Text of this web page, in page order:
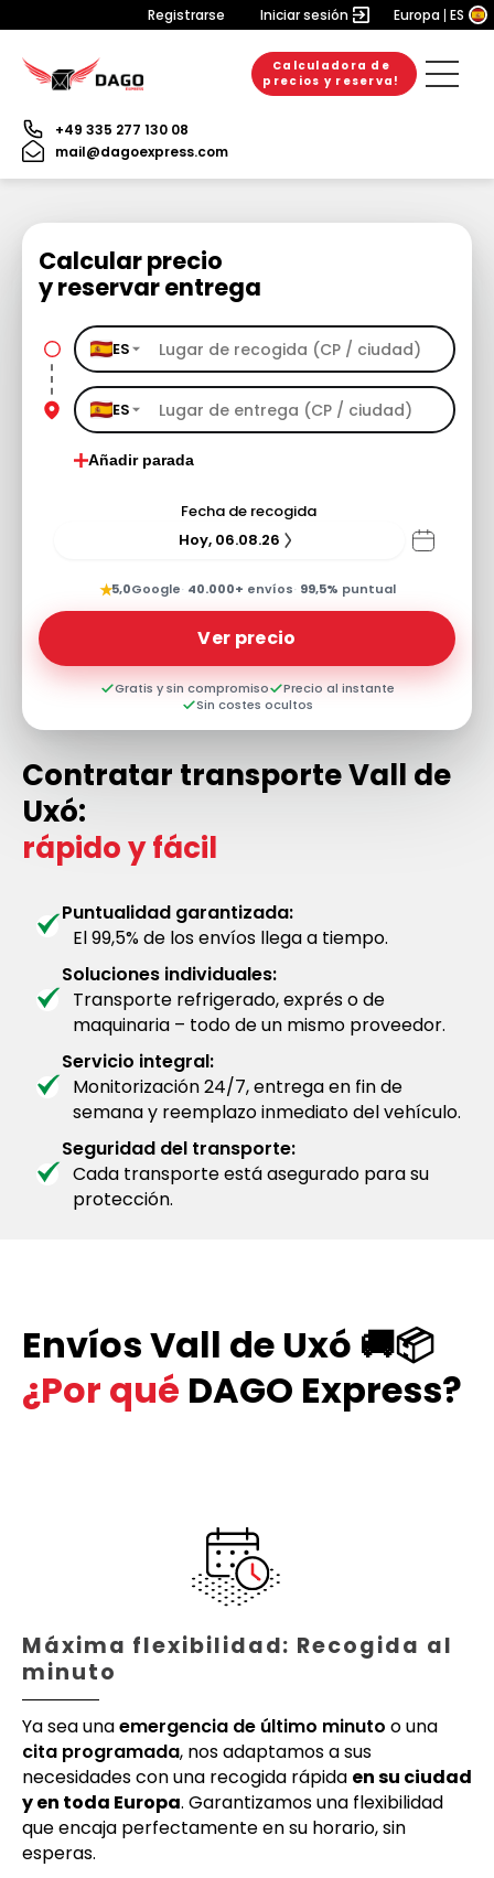
Registrarse Iniciar sesión Europa ES
Calculadora de
precios y reserva!
+49 335 277 130 08
mail@dagoexpress.com
Calcular precio
y reservar entrega
ES
ES
Añadir parada
Fecha de recogida
Hoy, 06.08.26
★5,0Google· 40.000+ envíos· 99,5% puntual
Ver precio
Gratis y sin compromiso
Precio al instante
Sin costes ocultos
Contratar transporte Vall de
Uxó:
rápido y fácil
Puntualidad garantizada:
El 99,5% de los envíos llega a tiempo.
Soluciones individuales:
Transporte refrigerado, exprés o de
maquinaria – todo de un mismo proveedor.
Servicio integral:
Monitorización 24/7, entrega en fin de
semana y reemplazo inmediato del vehículo.
Seguridad del transporte:
Cada transporte está asegurado para su
protección.
Envíos Vall de Uxó 🚚📦
¿Por qué DAGO Express?
Máxima flexibilidad: Recogida al
minuto
Ya sea unaemergencia de último minuto o una
cita programada, nos adaptamos a sus
necesidades con una recogida rápida en su ciudad
y en toda Europa. Garantizamos una flexibilidad
que encaja perfectamente en su horario, sin
esperas.